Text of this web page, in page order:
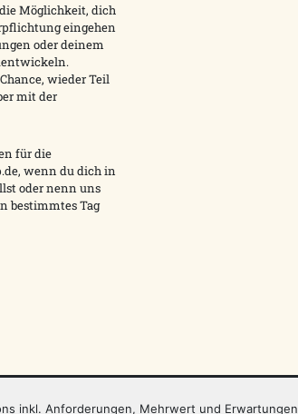
Möglichkeit, dich
eingehen
oder deinem
wieder Teil
mit der
für die
wenn du dich in
oder nenn uns
bestimmtes Tag
inkl. Anforderungen, Mehrwert und Erwartungen